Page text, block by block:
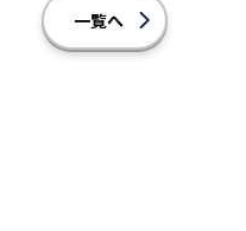
一覧へ